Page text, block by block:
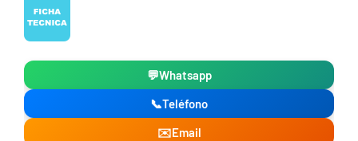
💬Whatsapp
📞Teléfono
✉️Email